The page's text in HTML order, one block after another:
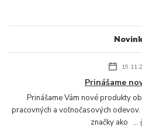
Prinášame
Prinášame Vám nové produkty
pracovných a voľnočasových
značky ako ...